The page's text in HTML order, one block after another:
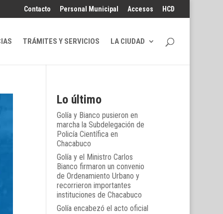
Contacto Personal Municipal Accesos HCD
TRÁMITES Y SERVICIOS LA CIUDAD
Lo último
Golía y Bianco pusieron en
marcha la Subdelegación de
Policía Científica en
Chacabuco
Golía y el Ministro Carlos
Bianco firmaron un convenio
de Ordenamiento Urbano y
recorrieron importantes
instituciones de Chacabuco
Golía encabezó el acto oficial